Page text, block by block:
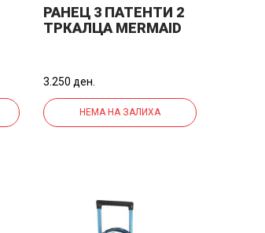
РАНЕЦ 3 ПАТЕНТИ 2
ТРКАЛЦА MERMAID
34*44*20ЦМ МИКС
3.250 ден.
НЕМА НА ЗАЛИХА